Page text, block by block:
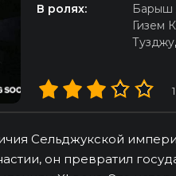
В ролях:
Барыш
Гизем
Тузджу,
1
Сельджукской
он превратил